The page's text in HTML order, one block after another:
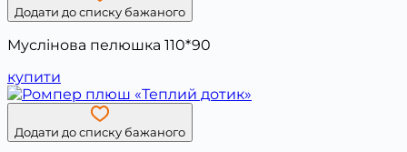
Додати до списку бажаного
Муслінова пелюшка 110*90
купити
Додати до списку бажаного